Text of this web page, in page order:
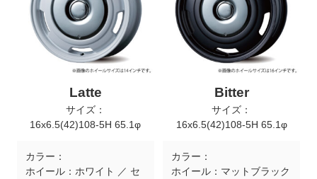
Latte
サイズ：
16x6.5(42)108-5H 65.1φ
カラー：
ホイール：ホワイト ／ セ
Bitter
サイズ：
16x6.5(42)108-5H 65.1φ
カラー：
ホイール：マットブラック